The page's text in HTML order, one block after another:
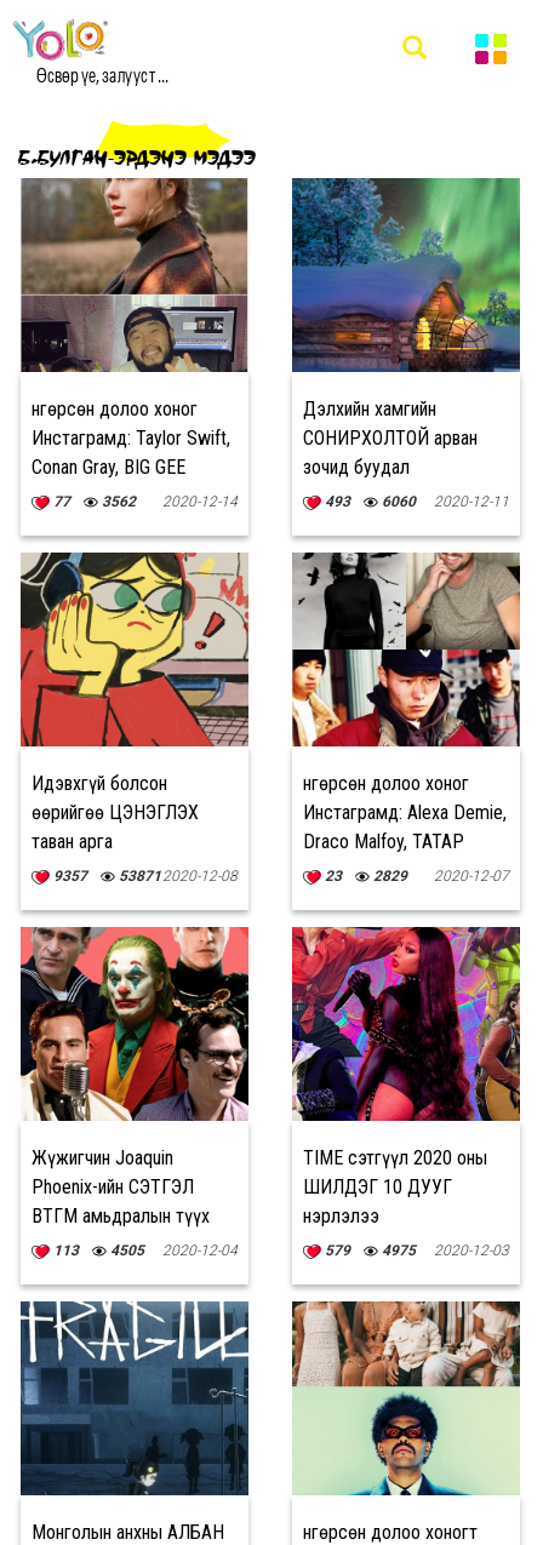
Өсвөр үе, залууст ...
Б.БУЛГАН-ЭРДЭНЭ МЭДЭЭ
Өнгөрсөн долоо хоног
Инстаграмд: Taylor Swift,
Conan Gray, BIG GEE
77 3562 2020-12-14
Дэлхийн хамгийн
СОНИРХОЛТОЙ арван
зочид буудал
493 6060 2020-12-11
Идэвхгүй болсон
өөрийгөө ЦЭНЭГЛЭХ
таван арга
9357 538712020-12-08
Өнгөрсөн долоо хоног
Инстаграмд: Alexa Demie,
Draco Malfoy, ТАТАР
хамтлаг
23 2829 2020-12-07
Жүжигчин Joaquin
Phoenix-ийн СЭТГЭЛ
ӨВТГӨМ амьдралын түүх
113 4505 2020-12-04
TIME сэтгүүл 2020 оны
ШИЛДЭГ 10 ДУУГ
нэрлэлээ
579 4975 2020-12-03
Монголын анхны АЛБАН
Өнгөрсөн долоо хоногт